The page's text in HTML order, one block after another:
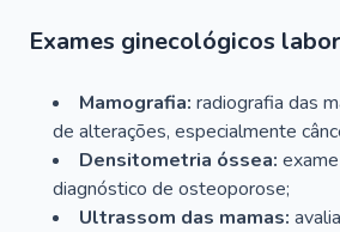
Exames ginecológicos
Mamografia: radiografia das
de alterações, especialmente
Densitometria óssea:
diagnóstico de osteoporose;
Ultrassom das mamas: